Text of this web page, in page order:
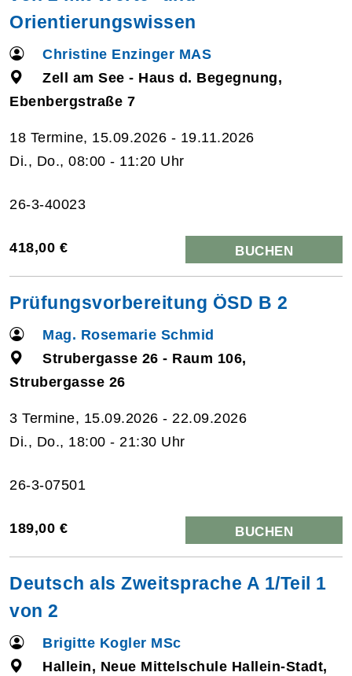
Orientierungswissen
Christine Enzinger MAS
Zell am See - Haus d. Begegnung,
Ebenbergstraße 7
18 Termine, 15.09.2026 - 19.11.2026
Di., Do., 08:00 - 11:20 Uhr
26-3-40023
418,00 € BUCHEN
Prüfungsvorbereitung ÖSD B 2
Mag. Rosemarie Schmid
Strubergasse 26 - Raum 106,
Strubergasse 26
3 Termine, 15.09.2026 - 22.09.2026
Di., Do., 18:00 - 21:30 Uhr
26-3-07501
189,00 € BUCHEN
Deutsch als Zweitsprache A 1/Teil 1
von 2
Brigitte Kogler MSc
Hallein, Neue Mittelschule Hallein-Stadt,